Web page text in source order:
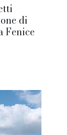
di
Fenice